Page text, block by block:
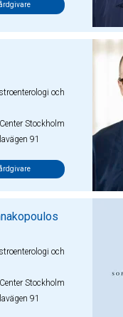
och
Stockholm
91
och
Stockholm
91